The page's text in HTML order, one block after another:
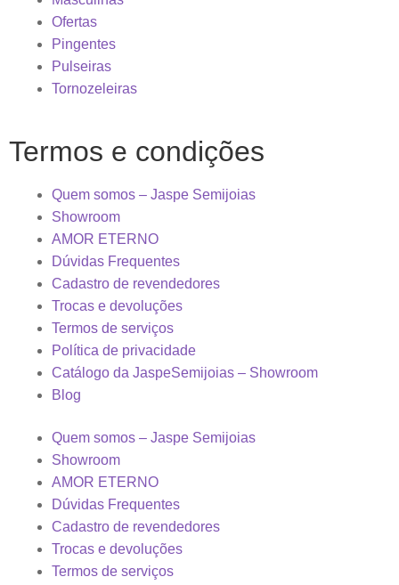
Ofertas
Pingentes
Pulseiras
Tornozeleiras
Termos e condições
Quem somos – Jaspe Semijoias
Showroom
AMOR ETERNO
Dúvidas Frequentes
Cadastro de revendedores
Trocas e devoluções
Termos de serviços
Política de privacidade
Catálogo da JaspeSemijoias – Showroom
Blog
Quem somos – Jaspe Semijoias
Showroom
AMOR ETERNO
Dúvidas Frequentes
Cadastro de revendedores
Trocas e devoluções
Termos de serviços